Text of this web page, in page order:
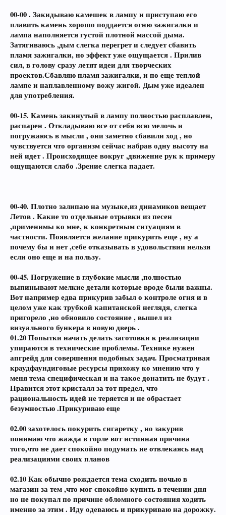
00-00 . Закидываю камешек в лампу и приступаю его
плавить камень хорошо поддается огню зажигалки и
лампа наполняется густой плотной массой дыма.
Затягиваюсь ,дым слегка перегрет и следует сбавить
пламя зажигалки, но эффект уже ощущается . Прилив
сил, в голову сразу летят идеи для творческих
проектов.Сбавляю пламя зажигалки, и по еще теплой
лампе и наплавленному вожу жигой. Дым уже идеален
для употребления.
00-15. Камень закинутый в лампу полностью расплавлен,
распарен . Откладываю все от себя всю мелочь и
погружаюсь в мысли , они заметно сбавили ход , но
чувствуется что организм сейчас набрав одну высоту на
ней идет . Происходящее вокруг ,движение рук к примеру
ощущаются слабо .Зрение слегка падает.
00-40. Плотно залипаю на музыке,из динамиков вещает
Летов . Какие то отдельные отрывки из песен
,применимы ко мне, к конкретным ситуациям в
частности. Появляется желание прикурить еще , ну а
почему бы и нет ,себе отказывать в удовольствии нельзя
если оно еще и на пользу.
00-45. Погружение в глубокие мысли ,полностью
выпинывают мелкие детали которые вроде были важны.
Вот например едва прикурив забыл о контроле огня и в
целом уже как трубкой капитанской неглядя, слегка
пригорело ,но обновило состояние , вышел из
визуального бункера в новую дверь .
01.20 Попытки начать делать заготовки к реализации
упираются в технические проблемы. Технике нужен
апгрейд для совершения подобных задач. Просматривая
краудфаундиговые ресурсы прихожу ко мнению что у
меня тема специфическая и на такое донатить не будут .
Нравится этот кристалл за тот предел, что
рациональность идей не теряется и не обрастает
безумностью .Прикуриваю еще
02.00 захотелось покурить сигаретку , но закурив
понимаю что жажда в горле вот истинная причина
того,что не дает спокойно подумать не отвлекаясь над
реализациями своих планов
02.10 Как обычно рождается тема сходить ночью в
магазин за тем ,что мог спокойно купить в течении дня
но не покупал по причине обломного состояния ходить
именно за этим . Иду одеваюсь и прикуриваю на дорожку.